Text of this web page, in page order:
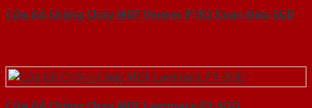
Cửa Gỗ Chống Cháy MDF Veneer P1R2 Xoan Đào-SGD